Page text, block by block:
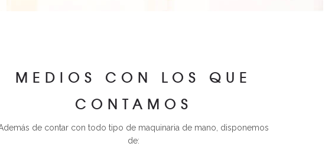
MEDIOS CON LOS QUE
CONTAMOS
de contar con todo tipo de maquinaria de mano, disponemos
de: